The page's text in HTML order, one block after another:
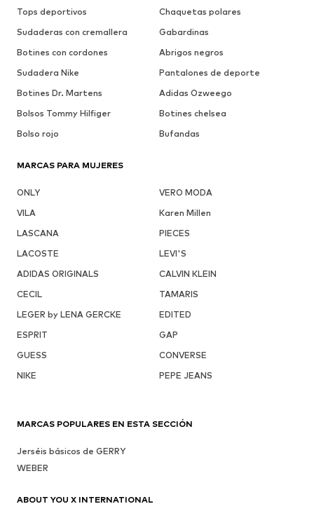
Tops deportivos
Chaquetas polares
Sudaderas con cremallera
Gabardinas
Botines con cordones
Abrigos negros
Sudadera Nike
Pantalones de deporte
Botines Dr. Martens
Adidas Ozweego
Bolsos Tommy Hilfiger
Botines chelsea
Bolso rojo
Bufandas
MARCAS PARA MUJERES
ONLY
VERO MODA
VILA
Karen Millen
LASCANA
PIECES
LACOSTE
LEVI'S
ADIDAS ORIGINALS
CALVIN KLEIN
CECIL
TAMARIS
LEGER by LENA GERCKE
EDITED
ESPRIT
GAP
GUESS
CONVERSE
NIKE
PEPE JEANS
MARCAS POPULARES EN ESTA SECCIÓN
Jerséis básicos de GERRY
WEBER
ABOUT YOU X INTERNATIONAL